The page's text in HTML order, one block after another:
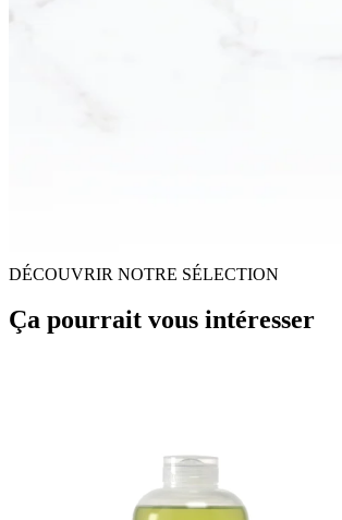
DÉCOUVRIR NOTRE SÉLECTION
Ça pourrait vous intéresser